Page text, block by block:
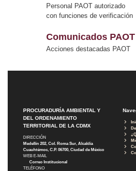
Personal PAOT autorizado
con funciones de verificación
Comunicados PAOT
Acciones destacadas PAOT
PROCURADURÍA AMBIENTAL Y
DEL ORDENAMIENTO
TERRITORIAL DE LA CDMX
DIRECCIÓN
Medellín 202, Col. Roma Sur, Alcaldía
Cuauhtémoc, C.P. 06700, Ciudad de México
WEB E-MAIL
Correo Institucional
TELÉFONO